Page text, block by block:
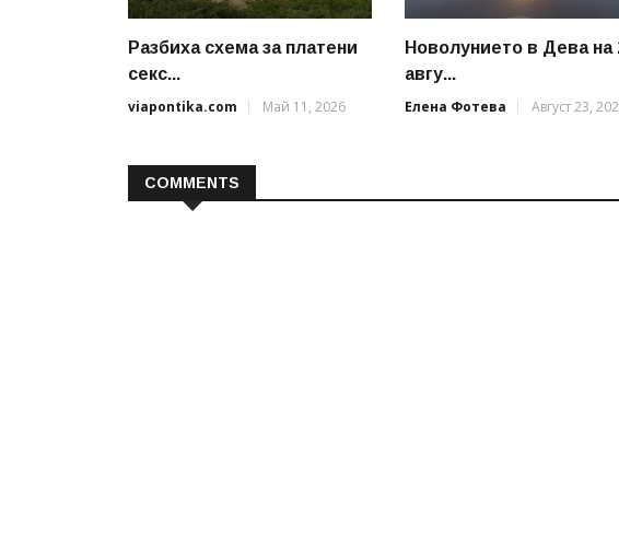
Разбиха схема за платени
секс...
viapontika.com
Май 11, 2026
Новолунието в Дева на
авгу...
Елена Фотева
Август 23,
COMMENTS